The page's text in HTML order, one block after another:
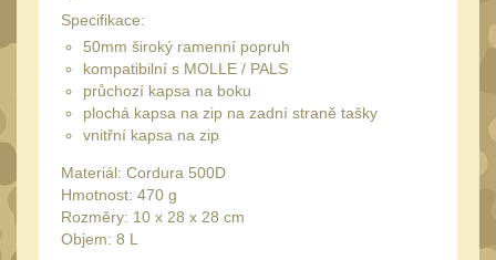
Boční montáže11
Montáže pro optiku179
1" Picatinny
1" Dovetail
30mm Picatinny
30mm Dovetail
Specifikace:
50mm široký ramenní popruh
kompatibilní s MOLLE / PALS
průchozí kapsa na boku
plochá kapsa na zip na zadní straně tašky
vnitřní kapsa na zip
Materiál: Cordura 500D
Hmotnost: 470 g
Rozměry: 10 x 28 x 28 cm
Objem: 8 L